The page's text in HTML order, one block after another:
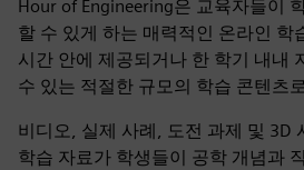
Hour of Engineering은 교육자들이
할 수 있게 하는 매력적인 온라인 학
시간 안에 제공되거나 한 학기 내내
수 있는 적절한 규모의 학습 콘텐츠
비디오, 실제 사례, 도전 과제 및 3D
학습 자료가 학생들이 공학 개념과